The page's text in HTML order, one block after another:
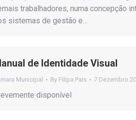
trabalhadores, numa concepção
sistemas de gestão e…
de Identidade Visual
Municipal By Filipa Pais 7 Dezembro
disponível